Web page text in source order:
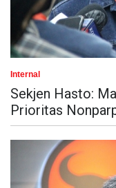
Internal
Sekjen Hasto:
Prioritas